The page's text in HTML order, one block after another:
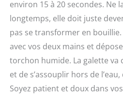
environ 15 à 20 secondes. Ne
longtemps, elle doit juste
pas se transformer en
avec vos deux mains et
torchon humide. La galette va
et de s’assouplir hors de
Soyez patient et doux dans